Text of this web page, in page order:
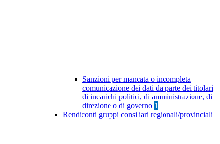
Sanzioni per mancata o incompleta
comunicazione dei dati da parte dei titolari
di incarichi politici, di amministrazione, di
direzione o di governo 1
Rendiconti gruppi consiliari regionali/provinciali